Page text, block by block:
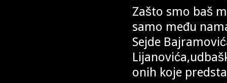
Zašto smo baš
samo među
Sejde
onih koje